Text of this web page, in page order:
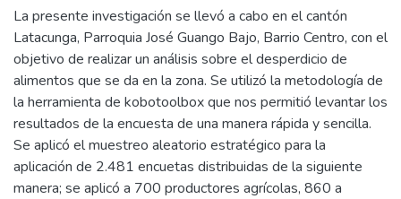
La presente investigación se llevó a cabo en el cantón
Latacunga, Parroquia José Guango Bajo, Barrio Centro, con el
objetivo de realizar un análisis sobre el desperdicio de
alimentos que se da en la zona. Se utilizó la metodología de
la herramienta de kobotoolbox que nos permitió levantar los
resultados de la encuesta de una manera rápida y sencilla.
Se aplicó el muestreo aleatorio estratégico para la
aplicación de 2.481 encuetas distribuidas de la siguiente
manera; se aplicó a 700 productores agrícolas, 860 a